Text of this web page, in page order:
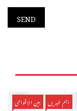
اہم خبریں بین الاقوامی